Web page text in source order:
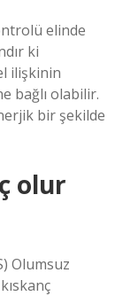
elinde
ki
ilişkinin
bağlı olabilir.
bir şekilde
olur
Olumsuz